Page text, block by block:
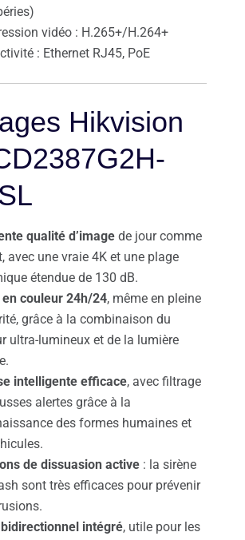
vidéo : H.265+/H.264+
: Ethernet RJ45, PoE
Hikvision
qualité d’image de jour comme
avec une vraie 4K et une plage
étendue de 130 dB.
couleur 24h/24, même en pleine
grâce à la combinaison du
ultra-lumineux et de la lumière
intelligente efficace, avec filtrage
alertes grâce à la
des formes humaines et
de dissuasion active : la sirène
sont très efficaces pour prévenir
intégré, utile pour les